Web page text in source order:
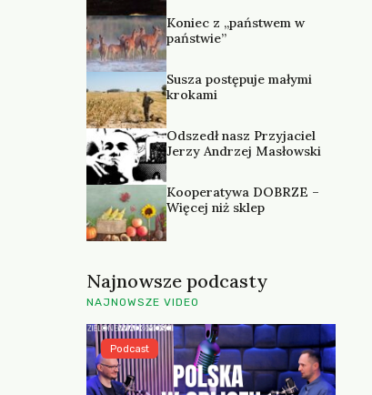
Koniec z „państwem w
państwie”
Susza postępuje małymi
krokami
Odszedł nasz Przyjaciel
Jerzy Andrzej Masłowski
Kooperatywa DOBRZE –
Więcej niż sklep
Najnowsze podcasty
NAJNOWSZE VIDEO
Podcast